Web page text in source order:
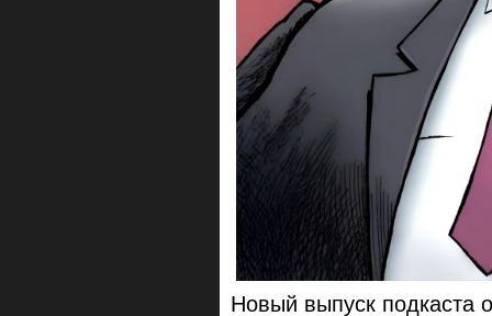
Новый выпуск подкаста